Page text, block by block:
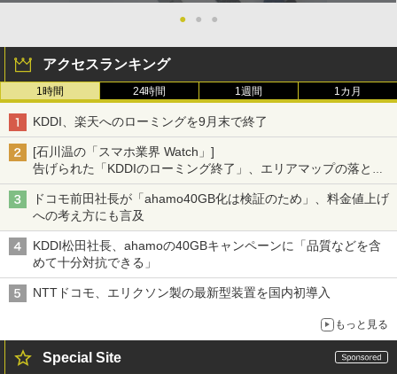
● ● ●
アクセスランキング
1時間 24時間 1週間 1カ月
KDDI、楽天へのローミングを9月末で終了
[石川温の「スマホ業界 Watch」]
告げられた「KDDIのローミング終了」、エリアマップの落とし
穴と楽天モバイルの課題
ドコモ前田社長が「ahamo40GB化は検証のため」、料金値上げ
への考え方にも言及
KDDI松田社長、ahamoの40GBキャンペーンに「品質などを含
めて十分対抗できる」
NTTドコモ、エリクソン製の最新型装置を国内初導入
もっと見る
Special Site